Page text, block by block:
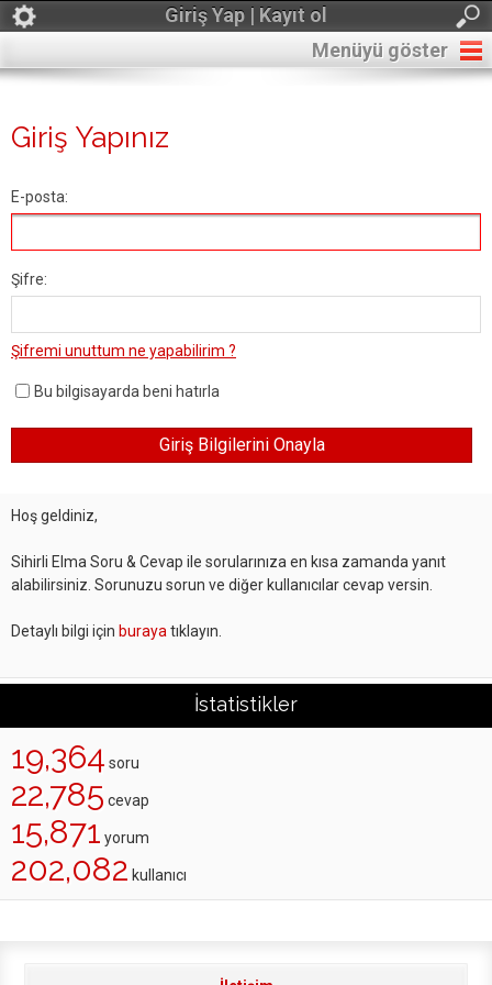
Giriş Yap | Kayıt ol
Menüyü göster
Giriş Yapınız
E-posta:
Şifre:
Şifremi unuttum ne yapabilirim ?
Bu bilgisayarda beni hatırla
Hoş geldiniz,
Sihirli Elma Soru & Cevap ile sorularınıza en kısa zamanda yanıt
alabilirsiniz. Sorunuzu sorun ve diğer kullanıcılar cevap versin.
Detaylı bilgi için buraya tıklayın.
İstatistikler
19,364 soru
22,785 cevap
15,871 yorum
202,082 kullanıcı